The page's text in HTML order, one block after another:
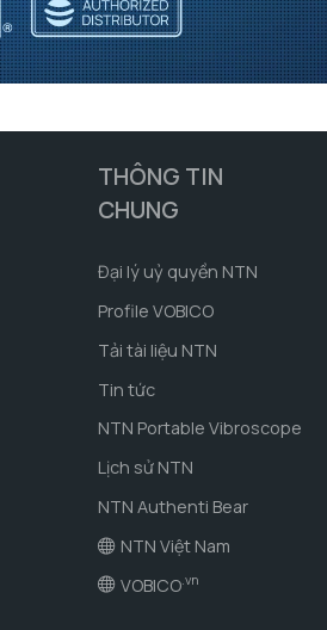
THÔNG TIN
CHUNG
Đại lý uỷ quyền NTN
Profile VOBICO
Tải tài liệu NTN
Tin tức
NTN Portable Vibroscope
Lịch sử NTN
NTN Authenti Bear
NTN Việt Nam
VOBICO.vn